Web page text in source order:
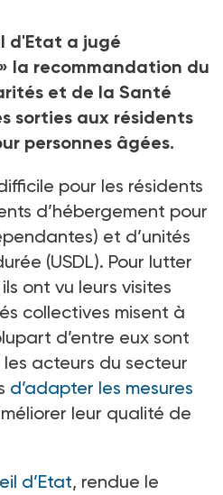
/ Hans Lucas / Hans Lucas via
d'Etat a jugé
» la recommandation du
et de la Santé
sorties aux résidents
personnes âgées.
pour les résidents
d’hébergement pour
et d’unités
(USDL). Pour lutter
ont vu leurs visites
collectives misent à
d’entre eux sont
acteurs du secteur
d’adapter les mesures
leur qualité de
d’Etat, rendue le